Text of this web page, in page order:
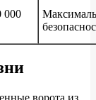
000